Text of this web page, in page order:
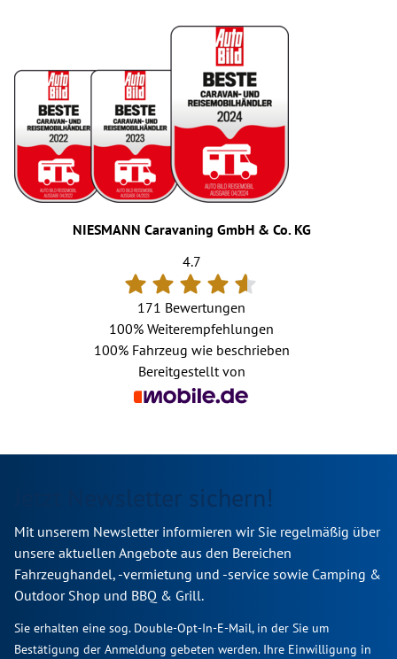
NIESMANN Caravaning GmbH & Co. KG
4.7
171 Bewertungen
100% Weiterempfehlungen
100%Fahrzeug wie beschrieben
Bereitgestellt von
Jetzt Newsletter sichern!
Mit unserem Newsletter informieren wir Sie regelmäßig über
unsere aktuellen Angebote aus den Bereichen
Fahrzeughandel, -vermietung und -service sowie Camping &
Outdoor Shop und BBQ & Grill.
Sie erhalten eine sog. Double-Opt-In-E-Mail, in der Sie um
Bestätigung der Anmeldung gebeten werden. Ihre Einwilligung in